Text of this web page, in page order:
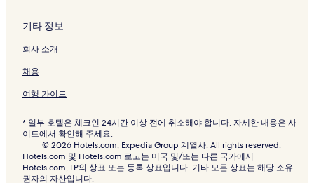
기타 정보
회사 소개
채용
여행 가이드
* 일부 호텔은 체크인 24시간 이상 전에 취소해야 합니다. 자세한 내용은 사
이트에서 확인해 주세요.
© 2026 Hotels.com, Expedia Group 계열사. All rights reserved.
Hotels.com 및 Hotels.com 로고는 미국 및/또는 다른 국가에서
Hotels.com, LP의 상표 또는 등록 상표입니다. 기타 모든 상표는 해당 소유
권자의 자산입니다.